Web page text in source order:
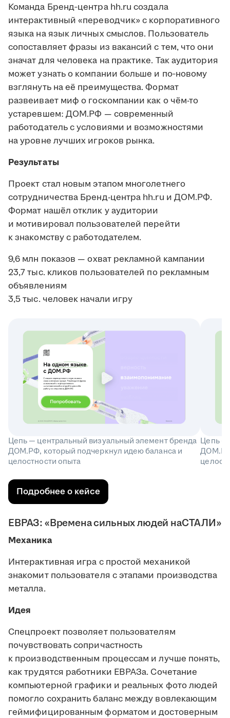
Команда Бренд‑центра hh.ru создала
интерактивный «переводчик» с корпоративного
языка на язык личных смыслов. Пользователь
сопоставляет фразы из вакансий с тем, что они
значат для человека на практике. Так аудитория
может узнать о компании больше и по‑новому
взглянуть на её преимущества. Формат
развеивает миф о госкомпании как о чём-то
устаревшем: ДОМ.РФ — современный
работодатель с условиями и возможностями
на уровне лучших игроков рынка.
Результаты
Проект стал новым этапом многолетнего
сотрудничества Бренд-центра hh.ru и ДОМ.РФ.
Формат нашёл отклик у аудитории
и мотивировал пользователей перейти
к знакомству с работодателем.
9,6 млн показов — охват рекламной кампании
23,7 тыс. кликов пользователей по рекламным
объявлениям
3,5 тыс. человек начали игру
Цепь — центральный визуальный элемент бренда
ДОМ.РФ, который подчеркнул идею баланса и
целостности опыта
Цепь —
Подробнее о кейсе
ЕВРАЗ: «Времена сильных людей наСТАЛИ»
Механика
Интерактивная игра с простой механикой
знакомит пользователя с этапами производства
металла.
Идея
Спецпроект позволяет пользователям
почувствовать сопричастность
к производственным процессам и лучше понять,
как трудятся работники ЕВРАЗа. Сочетание
компьютерной графики и реальных фото людей
помогло сохранить баланс между вовлекающим
геймифицированным форматом и достоверным